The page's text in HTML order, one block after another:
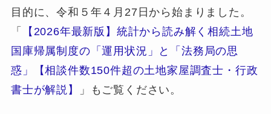
目的に、令和５年４月27日から始まりました。
「
【2026年最新版】統計から読み解く相続土地
国庫帰属制度の「運用状況」と「法務局の思
惑」【相談件数150件超の土地家屋調査士・行政
書士が解説】
」もご覧ください。